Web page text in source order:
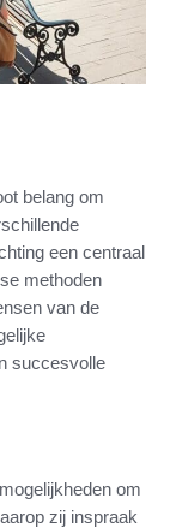
belang om
een centraal
methoden
van de
succesvolle
om
zij inspraak